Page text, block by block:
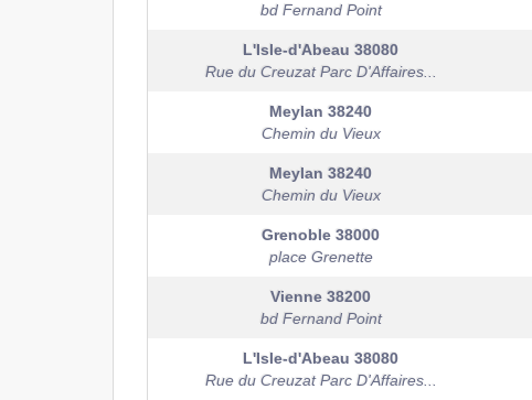
bd Fernand Point
L'Isle-d'Abeau 38080
Rue du Creuzat Parc D'Affaires...
Meylan 38240
Chemin du Vieux
Meylan 38240
Chemin du Vieux
Grenoble 38000
place Grenette
Vienne 38200
bd Fernand Point
L'Isle-d'Abeau 38080
Rue du Creuzat Parc D'Affaires...